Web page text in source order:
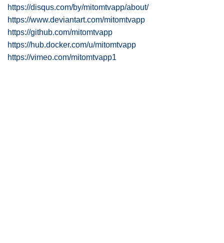
https://disqus.com/by/mitomtvapp/about/
https://www.deviantart.com/mitomtvapp
https://github.com/mitomtvapp
https://hub.docker.com/u/mitomtvapp
https://vimeo.com/mitomtvapp1